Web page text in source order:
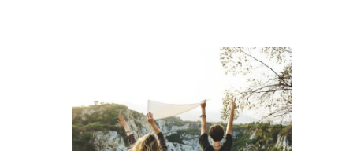
ÁREA DE MEMBROS
LOGIN